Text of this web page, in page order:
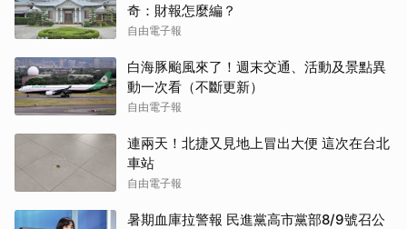
奇：財報怎麼編？
自由電子報
白海豚颱風來了！週末交通、活動及景點異
動一次看（不斷更新）
自由電子報
連兩天！北捷又見地上冒出大便 這次在台北
車站
自由電子報
暑期血庫拉警報 民進黨高市黨部8/9號召公